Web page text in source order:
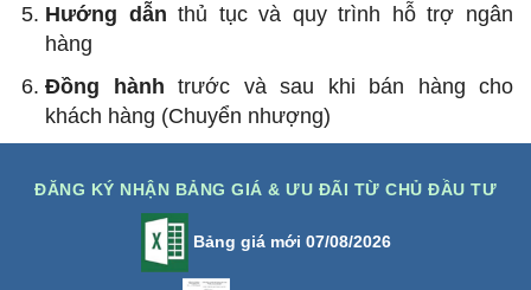
Hướng dẫn thủ tục và quy trình hỗ trợ ngân
hàng
Đồng hành trước và sau khi bán hàng cho
khách hàng (Chuyển nhượng)
ĐĂNG KÝ NHẬN BẢNG GIÁ & ƯU ĐÃI TỪ CHỦ ĐẦU TƯ
Bảng giá mới 07/08/2026